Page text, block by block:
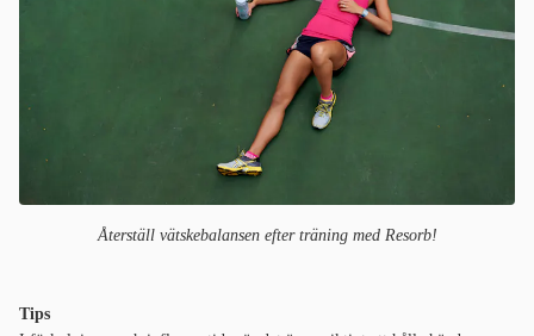
Återställ vätskebalansen efter träning med Resorb!
Tips